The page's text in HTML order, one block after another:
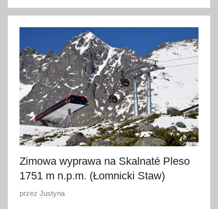
8
l
s
t
o
p
a
d
2
7
Zimowa wyprawa na Skalnaté Pleso
1751 m n.p.m. (Łomnicki Staw)
O
przez Justyna